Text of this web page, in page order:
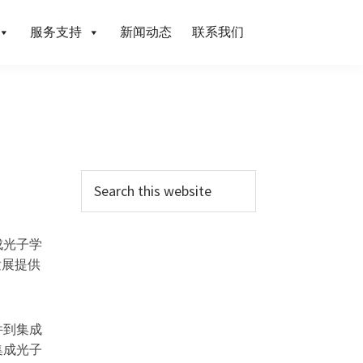
服务支持 新闻动态 联系我们
子学
提供
集成
光子